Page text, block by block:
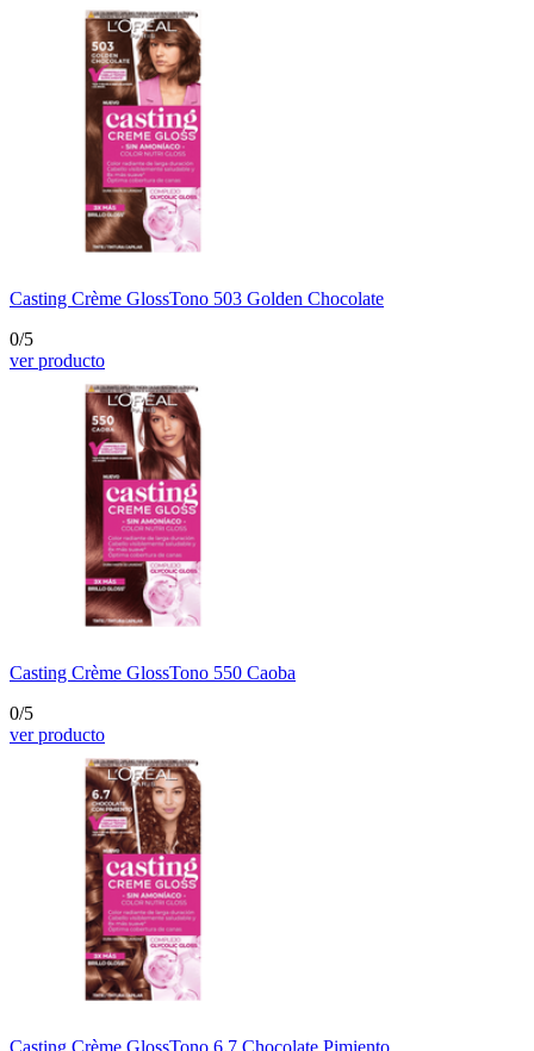
Casting Crème GlossTono 503 Golden Chocolate
0/5
ver producto
Casting Crème GlossTono 550 Caoba
0/5
ver producto
Casting Crème GlossTono 6.7 Chocolate Pimiento